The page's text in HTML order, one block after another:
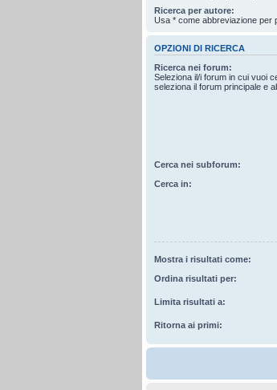
Ricerca per autore:
Usa * come abbreviazione per
OPZIONI DI RICERCA
Ricerca nei forum:
Seleziona il/i forum in cui vuoi
seleziona il forum principale e
Cerca nei subforum:
Cerca in:
Mostra i risultati come:
Ordina risultati per:
Limita risultati a:
Ritorna ai primi: